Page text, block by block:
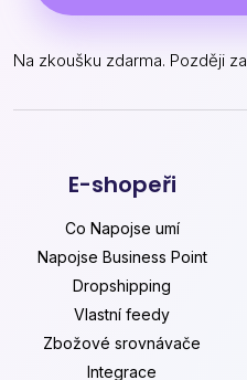
Na zkoušku zdarma. Později za
E-shopeři
Co Napojse umí
Napojse Business Point
Dropshipping
Vlastní feedy
Zbožové srovnávače
Integrace